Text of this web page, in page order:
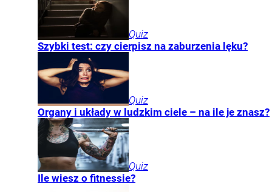
Quiz
Szybki test: czy cierpisz na zaburzenia lęku?
Quiz
Organy i układy w ludzkim ciele – na ile je znasz?
Quiz
Ile wiesz o fitnessie?